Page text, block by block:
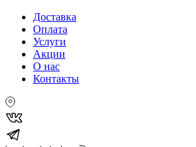
Доставка
Оплата
Услуги
Акции
О нас
Контакты